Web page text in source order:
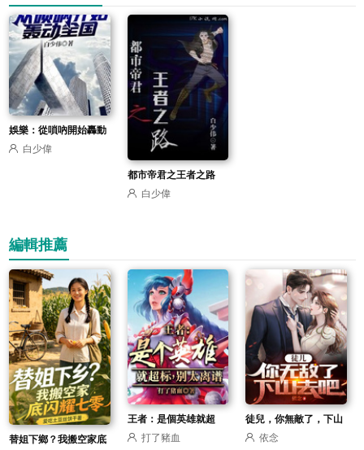
娛樂：從嗩吶開始轟動
全國白少偉
都市帝君之王者之路
白少偉
編輯推薦
替姐下鄉？我搬空家底
王者：是個英雄就超
標，別太離譜
打了豬血
徒兒，你無敵了，下山
去吧依念